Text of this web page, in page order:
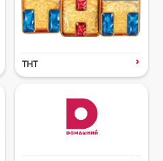
ТНТ